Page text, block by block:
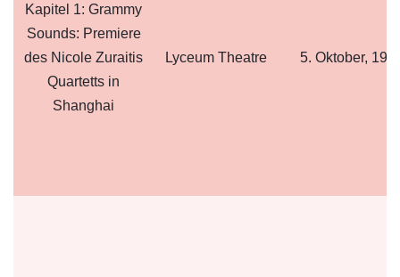
Kapitel 1: Grammy
Sounds: Premiere
des Nicole Zuraitis
Quartetts in
Shanghai
Lyceum Theatre 5. Oktober,